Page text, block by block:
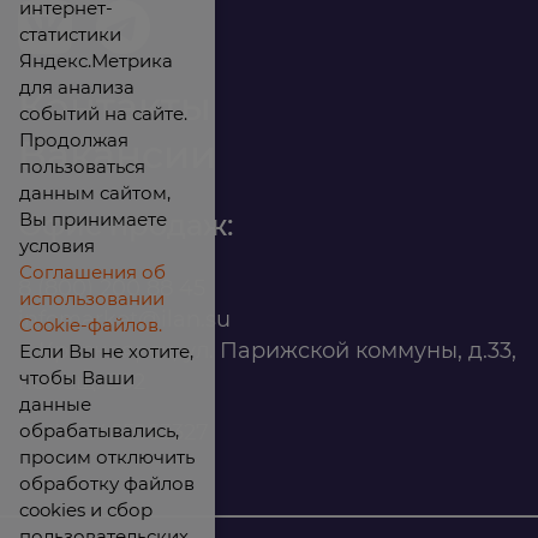
Контакты
Вакансии
Офис продаж:
infomarket@ilan.su
г. Красноярск, ул. Парижской коммуны, д.33,
помещ. 302
ИНН: 2465263327
интернет-
статистики
Яндекс.Метрика
для анализа
событий на сайте.
Продолжая
пользоваться
данным сайтом,
Вы принимаете
условия
Соглашения об
использовании
Cookie-файлов.
Если Вы не хотите,
чтобы Ваши
данные
обрабатывались,
просим отключить
обработку файлов
cookies и сбор